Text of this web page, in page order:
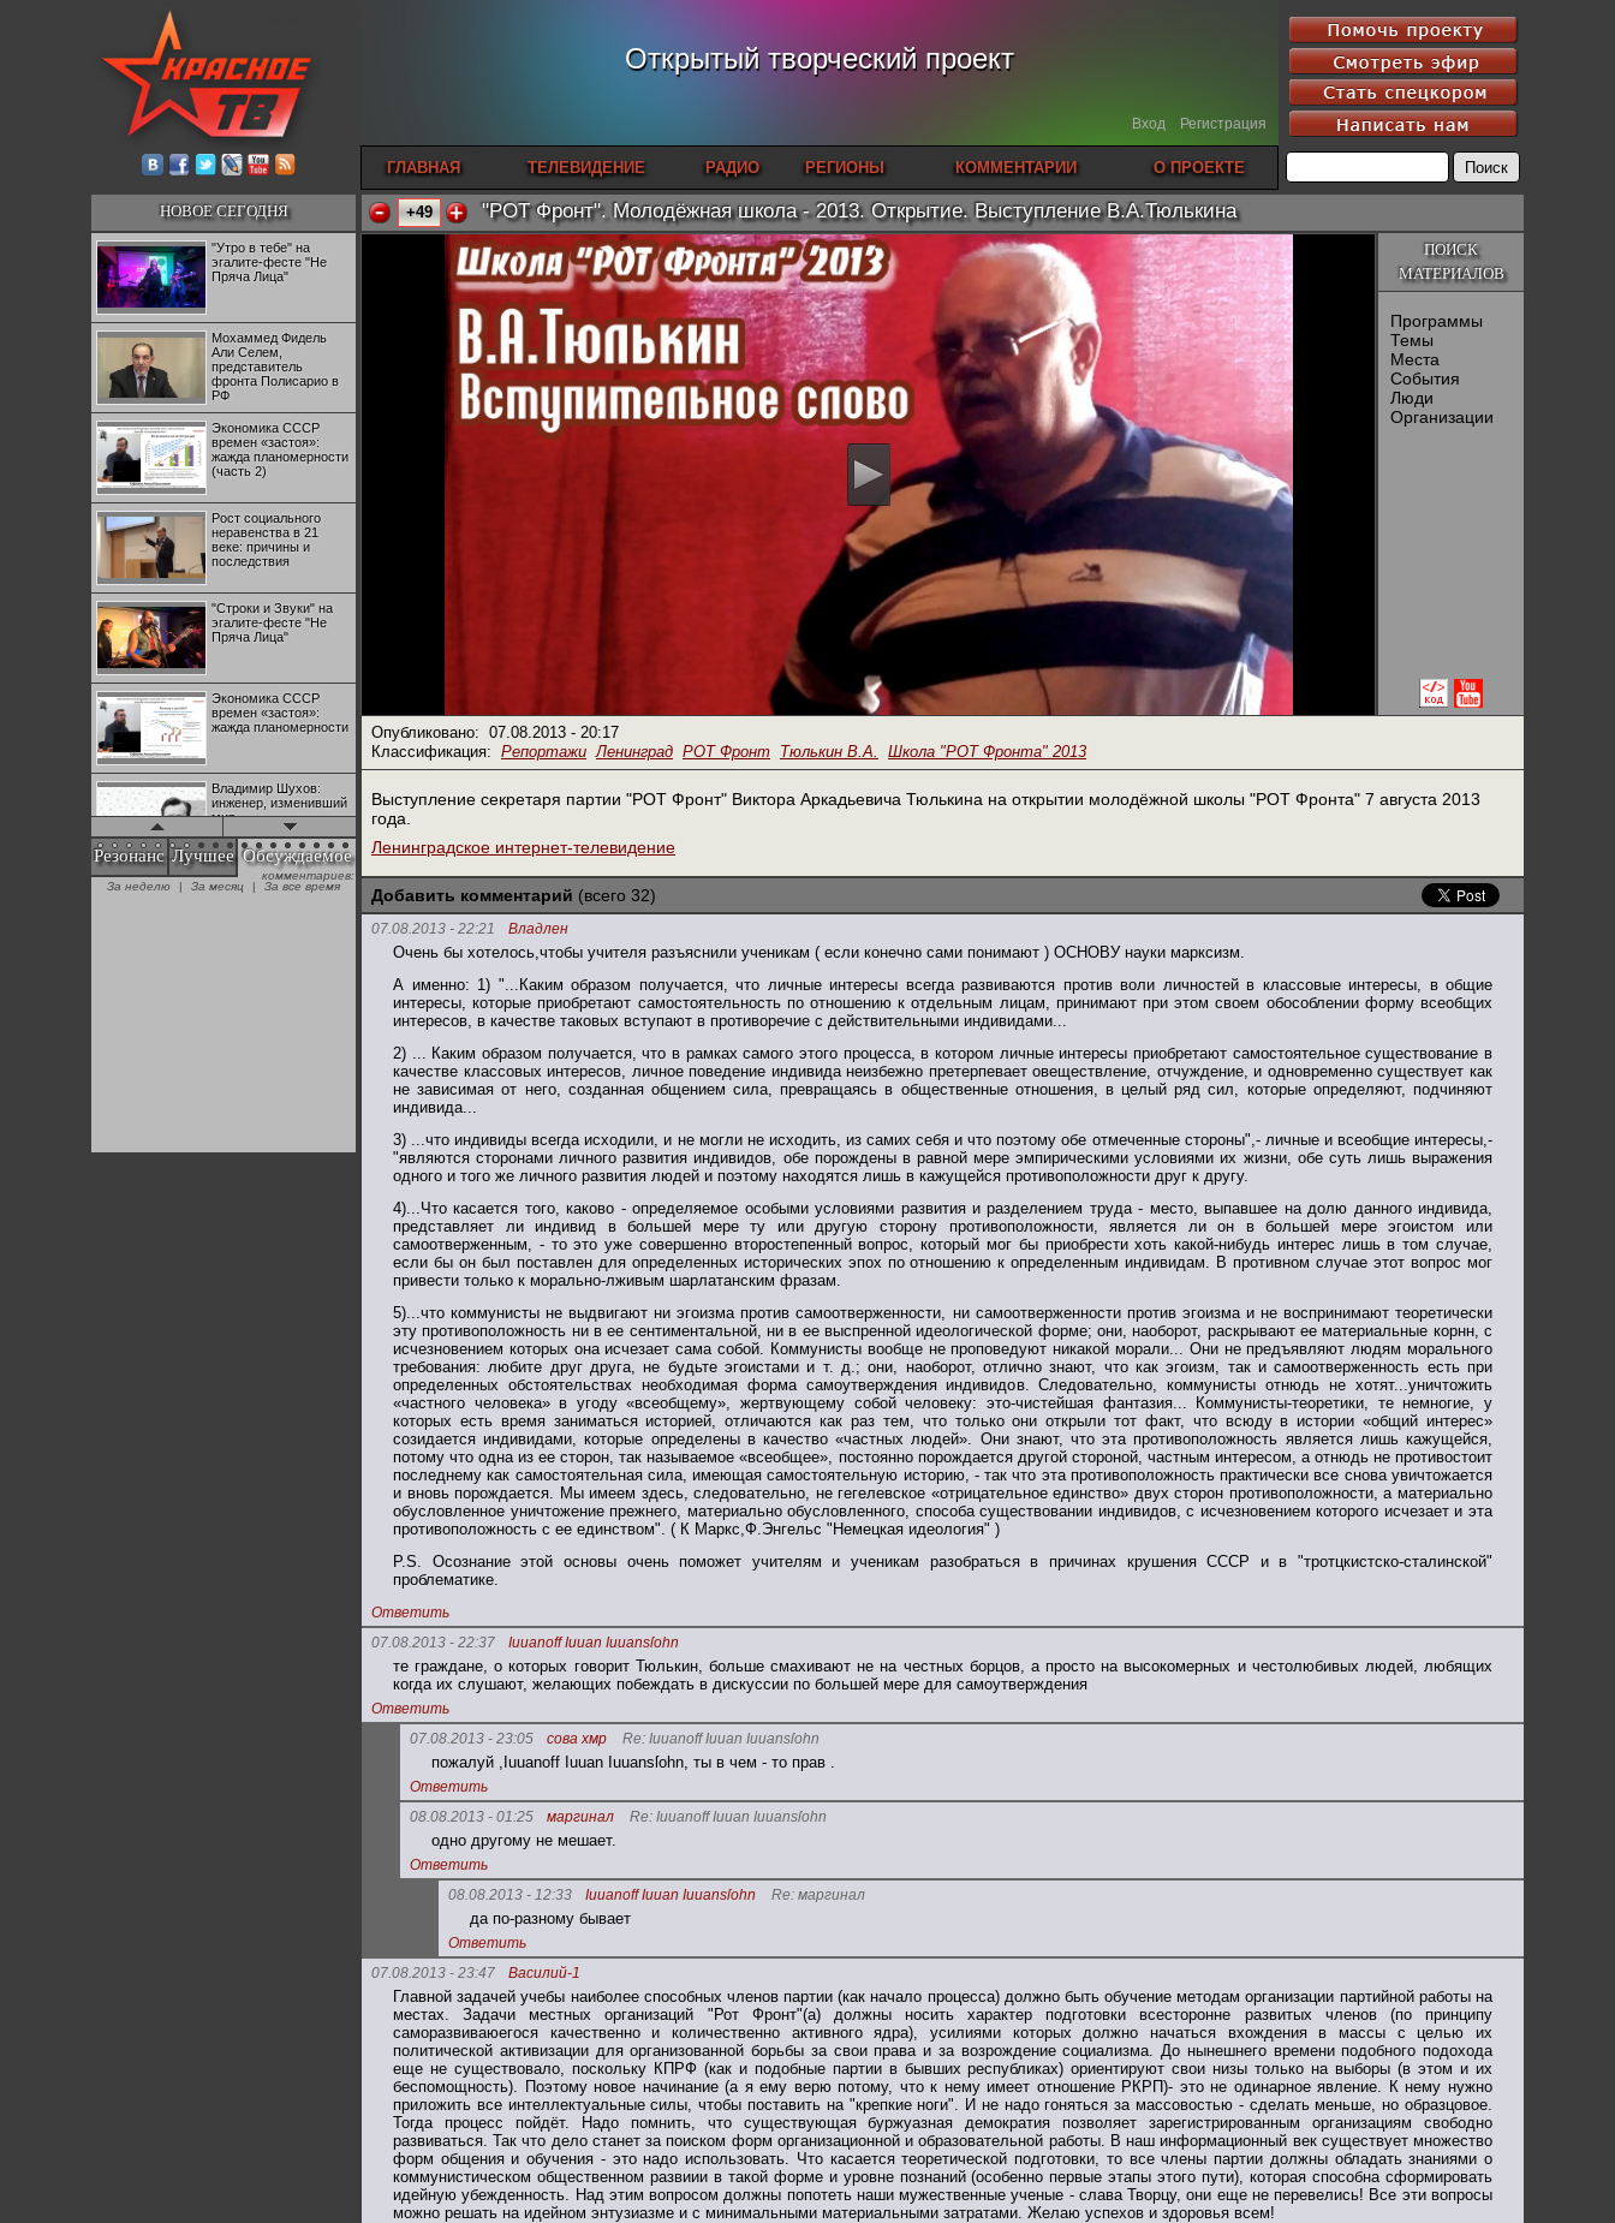
Открытый творческий проект
Вход Регистрация
ГЛАВНАЯ ТЕЛЕВИДЕНИЕ РАДИО РЕГИОНЫ КОММЕНТАРИИ О ПРОЕКТЕ
НОВОЕ СЕГОДНЯ
"Утро в тебе" на
эгалите-фесте "Не
Пряча Лица"
Мохаммед Фидель
Али Селем,
представитель
фронта Полисарио в
РФ
Экономика СССР
времен «застоя»:
жажда планомерности
(часть 2)
Рост социального
неравенства в 21
веке: причины и
последствия
"Строки и Звуки" на
эгалите-фесте "Не
Пряча Лица"
Экономика СССР
времен «застоя»:
жажда планомерности
Владимир Шухов:
инженер, изменивший
мир
"Аркадий Коц" на
эгалите-фесте "Не
Резонанс Лучшее Обсуждаемое
комментариев:
За неделю
| За месяц | За все время
+49 "РОТ Фронт". Молодёжная школа - 2013. Открытие. Выступление В.А.Тюлькина
ПОИСК
МАТЕРИАЛОВ
Программы
Темы
Места
События
Люди
Организации
Опубликовано: 07.08.2013 - 20:17
Классификация: Репортажи Ленинград РОТ Фронт Тюлькин В.А. Школа "РОТ Фронта" 2013
Выступление секретаря партии "РОТ Фронт" Виктора Аркадьевича Тюлькина на открытии молодёжной школы "РОТ Фронта" 7 августа 2013
года.
Ленинградское интернет-телевидение
Добавить комментарий (всего 32)
07.08.2013 - 22:21 Владлен
Очень бы хотелось,чтобы учителя разъяснили ученикам ( если конечно сами понимают ) ОСНОВУ науки марксизм.
А именно: 1) "...Каким образом получается, что личные интересы всегда развиваются против воли личностей в классовые интересы, в общие
интересы, которые приобретают самостоятельность по отношению к отдельным лицам, принимают при этом своем обособлении форму всеобщих
интересов, в качестве таковых вступают в противоречие с действительными индивидами...
2) ... Каким образом получается, что в рамках самого этого процесса, в котором личные интересы приобретают самостоятельное существование в
качестве классовых интересов, личное поведение индивида неизбежно претерпевает овеществление, отчуждение, и одновременно существует как
не зависимая от него, созданная общением сила, превращаясь в общественные отношения, в целый ряд сил, которые определяют, подчиняют
индивида...
3) ...что индивиды всегда исходили, и не могли не исходить, из самих себя и что поэтому обе отмеченные стороны",- личные и всеобщие интересы,-
"являются сторонами личного развития индивидов, обе порождены в равной мере эмпирическими условиями их жизни, обе суть лишь выражения
одного и того же личного развития людей и поэтому находятся лишь в кажущейся противоположности друг к другу.
4)...Что касается того, каково - определяемое особыми условиями развития и разделением труда - место, выпавшее на долю данного индивида,
представляет ли индивид в большей мере ту или другую сторону противоположности, является ли он в большей мере эгоистом или
самоотверженным, - то это уже совершенно второстепенный вопрос, который мог бы приобрести хоть какой-нибудь интерес лишь в том случае,
если бы он был поставлен для определенных исторических эпох по отношению к определенным индивидам. В противном случае этот вопрос мог
привести только к морально-лживым шарлатанским фразам.
5)...что коммунисты не выдвигают ни эгоизма против самоотверженности, ни самоотверженности против эгоизма и не воспринимают теоретически
эту противоположность ни в ее сентиментальной, ни в ее выспренной идеологической форме; они, наоборот, раскрывают ее материальные корнн, с
исчезновением которых она исчезает сама собой. Коммунисты вообще не проповедуют никакой морали... Они не предъявляют людям морального
требования: любите друг друга, не будьте эгоистами и т. д.; они, наоборот, отлично знают, что как эгоизм, так и самоотверженность есть при
определенных обстоятельствах необходимая форма самоутверждения индивидов. Следовательно, коммунисты отнюдь не хотят...уничтожить
«частного человека» в угоду «всеобщему», жертвующему собой человеку: это-чистейшая фантазия... Коммунисты-теоретики, те немногие, у
которых есть время заниматься историей, отличаются как раз тем, что только они открыли тот факт, что всюду в истории «общий интерес»
созидается индивидами, которые определены в качество «частных людей». Они знают, что эта противоположность является лишь кажущейся,
потому что одна из ее сторон, так называемое «всеобщее», постоянно порождается другой стороной, частным интересом, а отнюдь не противостоит
последнему как самостоятельная сила, имеющая самостоятельную историю, - так что эта противоположность практически все снова увичтожается
и вновь порождается. Мы имеем здесь, следовательно, не гегелевское «отрицательное единство» двух сторон противоположности, а материально
обусловленное уничтожение прежнего, материально обусловленного, способа существовании индивидов, с исчезновением которого исчезает и эта
противоположность с ее единством". ( К Маркс,Ф.Энгельс "Немецкая идеология" )
P.S. Осознание этой основы очень поможет учителям и ученикам разобраться в причинах крушения СССР и в "тротцкистско-сталинской"
проблематике.
Ответить
07.08.2013 - 22:37
Iuuanoff Iuuan Iuuansſohn
те граждане, о которых говорит Тюлькин, больше смахивают не на честных борцов, а просто на высокомерных и честолюбивых людей, любящих
когда их слушают, желающих побеждать в дискуссии по большей мере для самоутверждения
Ответить
07.08.2013 - 23:05
сова хмр Re: Iuuanoff Iuuan Iuuansſohn
пожалуй ,Iuuanoff Iuuan Iuuansſohn, ты в чем - то прав .
Ответить
08.08.2013 - 01:25
маргинал Re: Iuuanoff Iuuan Iuuansſohn
одно другому не мешает.
Ответить
08.08.2013 - 12:33
Iuuanoff Iuuan Iuuansſohn Re: маргинал
да по-разному бывает
Ответить
07.08.2013 - 23:47
Василий-1
Главной задачей учебы наиболее способных членов партии (как начало процесса) должно быть обучение методам организации партийной работы на
местах. Задачи местных организаций "Рот Фронт"(а) должны носить характер подготовки всесторонне развитых членов (по принципу
саморазвиваюегося качественно и количественно активного ядра), усилиями которых должно начаться вхождения в массы с целью их
политической активизации для организованной борьбы за свои права и за возрождение социализма. До нынешнего времени подобного подохода
еще не существовало, поскольку КПРФ (как и подобные партии в бывших республиках) ориентируют свои низы только на выборы (в этом и их
беспомощность). Поэтому новое начинание (а я ему верю потому, что к нему имеет отношение РКРП)- это не одинарное явление. К нему нужно
приложить все интеллектуальные силы, чтобы поставить на "крепкие ноги". И не надо гоняться за массовостью - сделать меньше, но образцовое.
Тогда процесс пойдёт. Надо помнить, что существующая буржуазная демократия позволяет зарегистрированным организациям свободно
развиваться. Так что дело станет за поиском форм организационной и образовательной работы. В наш информационный век существует множество
форм общения и обучения - это надо использовать. Что касается теоретической подготовки, то все члены партии должны обладать знаниями о
коммунистическом общественном развиии в такой форме и уровне познаний (особенно первые этапы этого пути), которая способна сформировать
идейную убежденность. Над этим вопросом должны попотеть наши мужественные ученые - слава Творцу, они еще не перевелись! Все эти вопросы
можно решать на идейном энтузиазме и с минимальными материальными затратами. Желаю успехов и здоровья всем!